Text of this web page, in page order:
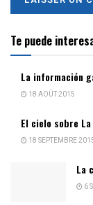
Te puede
La información
18 AOÛT 2015
El cielo sobre La
18 SEPTEMBRE
La
6